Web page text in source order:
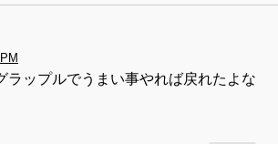
ラップルでうまい事やれば戻れたよな